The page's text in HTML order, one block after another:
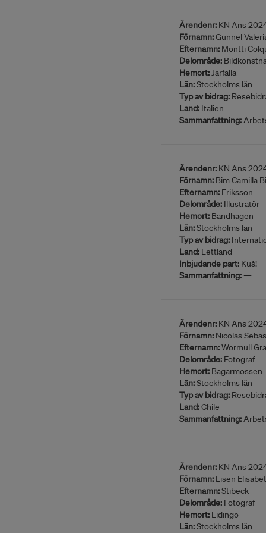
Ärendenr:KN Ans
Förnamn:Gunnel
Efternamn:Montti
Delområde:
Hemort:Järfälla
Län:Stockholms län
Typ av bidrag:
Land:Italien
Sammanfattning:
Ärendenr:KN Ans
Förnamn:Bim Camilla
Efternamn:Eriksson
Delområde:Illustratör
Hemort:Bandhagen
Län:Stockholms län
Typ av bidrag:
Land:Lettland
Inbjudande part:Kuš!
Sammanfattning:—
Ärendenr:KN Ans
Förnamn:Nicolas
Efternamn:Wormull
Delområde:Fotograf
Hemort:Bagarmossen
Län:Stockholms län
Typ av bidrag:
Land:Chile
Sammanfattning:
Ärendenr:KN Ans
Förnamn:Lisen
Efternamn:Stibeck
Delområde:Fotograf
Hemort:Lidingö
Län:Stockholms län